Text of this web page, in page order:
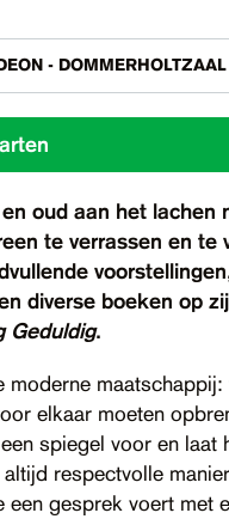
- DOMMERHOLTZAAL
oud aan het lachen
te verrassen en te
diverse boeken op
Geduldig.
elkaar moeten
spiegel voor en laat
respectvolle
gesprek voert met